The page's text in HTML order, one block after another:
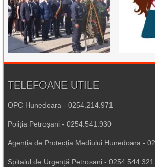
TELEFOANE UTILE
OPC Hunedoara - 0254.214.971
Poliția Petroșani - 0254.541.930
Agenția de Protecția Mediului Hunedoara -
Spitalul de Urgență Petroșani - 0254.544.321